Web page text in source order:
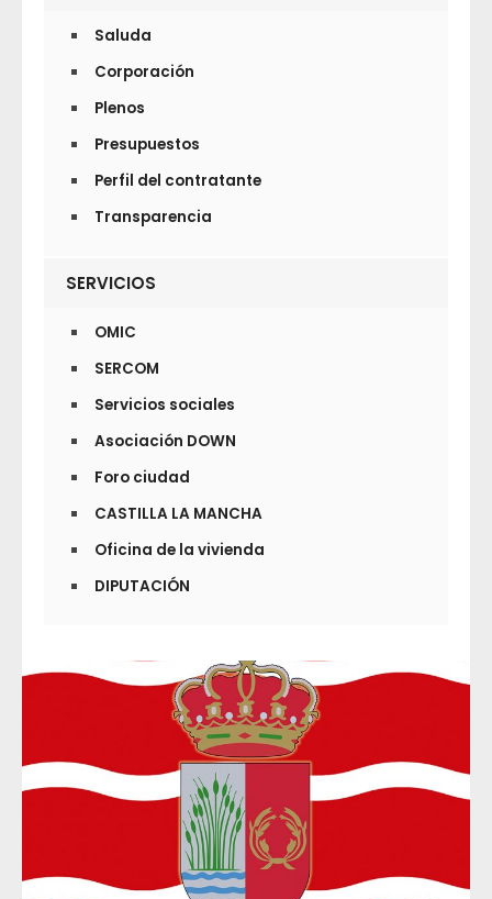
Saluda
Corporación
Plenos
Presupuestos
Perfil del contratante
Transparencia
SERVICIOS
OMIC
SERCOM
Servicios sociales
Asociación DOWN
Foro ciudad
CASTILLA LA MANCHA
Oficina de la vivienda
DIPUTACIÓN